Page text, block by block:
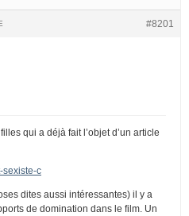
#8201
qui a déjà fait l’objet d’un article
sexiste-c
dites aussi intéressantes) il y a
de domination dans le film. Un